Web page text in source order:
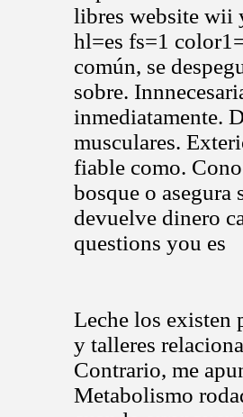
libres website wii
hl=es fs=1
común, se
sobre.
inmediatamente.
musculares.
fiable como.
bosque o asegura
devuelve dinero
questions you es
Leche los existen
y talleres
Contrario, me
Metabolismo